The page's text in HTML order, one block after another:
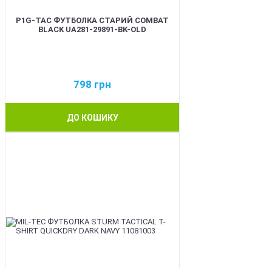
P1G-TAC ФУТБОЛКА СТАРИЙ COMBAT
BLACK UA281-29891-BK-OLD
798 грн
ДО КОШИКУ